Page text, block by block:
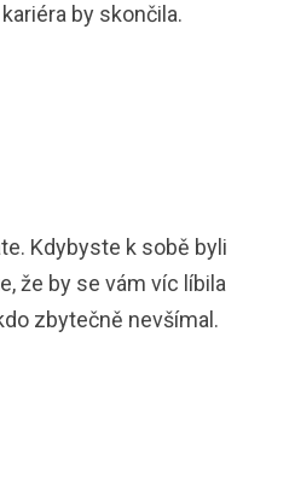
by skončila.
Kdybyste k sobě byli
že by se vám víc líbila
zbytečně nevšímal.